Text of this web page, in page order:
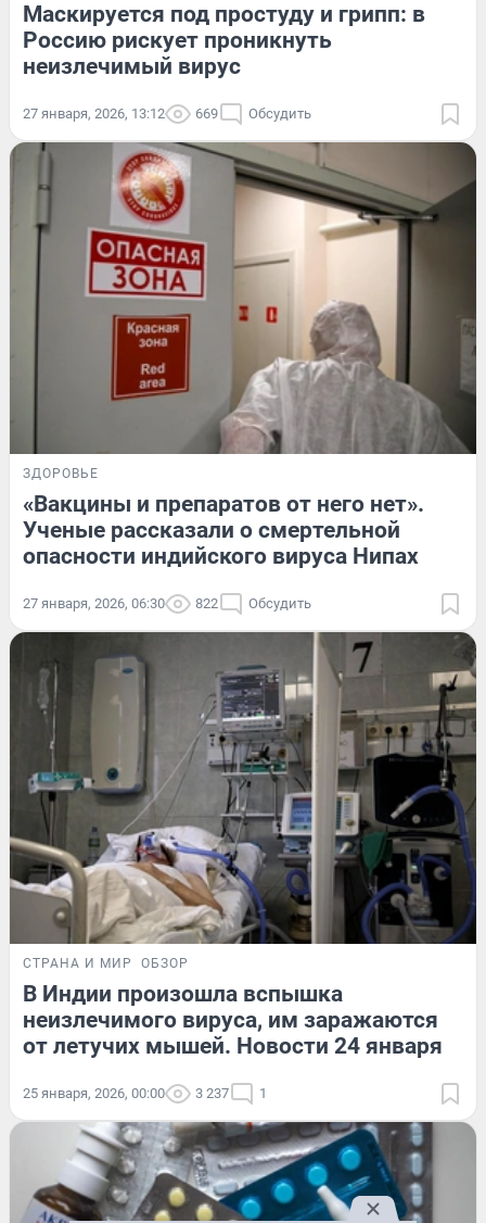
Маскируется под простуду и грипп: в
Россию рискует проникнуть
неизлечимый вирус
27 января, 2026, 13:12 669 Обсудить
ЗДОРОВЬЕ
«Вакцины и препаратов от него нет».
Ученые рассказали о смертельной
опасности индийского вируса Нипах
27 января, 2026, 06:30 822 Обсудить
СТРАНА И МИР ОБЗОР
В Индии произошла вспышка
неизлечимого вируса, им заражаются
от летучих мышей. Новости 24 января
25 января, 2026, 00:00 3 237 1